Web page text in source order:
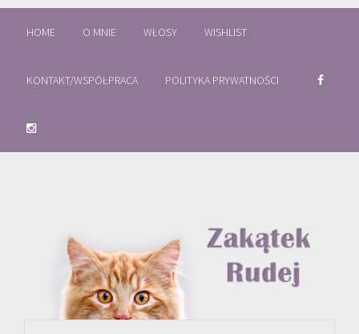
HOME O MNIE WŁOSY WISHLIST
KONTAKT/WSPÓŁPRACA POLITYKA PRYWATNOŚCI